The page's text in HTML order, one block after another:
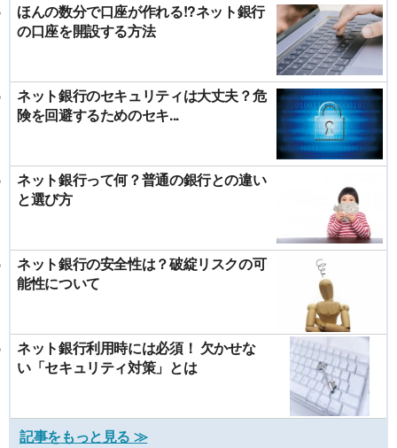
ほんの数分で口座が作れる!?ネット銀行
の口座を開設する方法
ネット銀行のセキュリティは大丈夫？危
険を回避するためのセキ...
ネット銀行って何？普通の銀行との違い
と選び方
ネット銀行の安全性は？破綻リスクの可
能性について
ネット銀行利用時には必須！ 欠かせな
い「セキュリティ対策」とは
記事をもっと見る ≫